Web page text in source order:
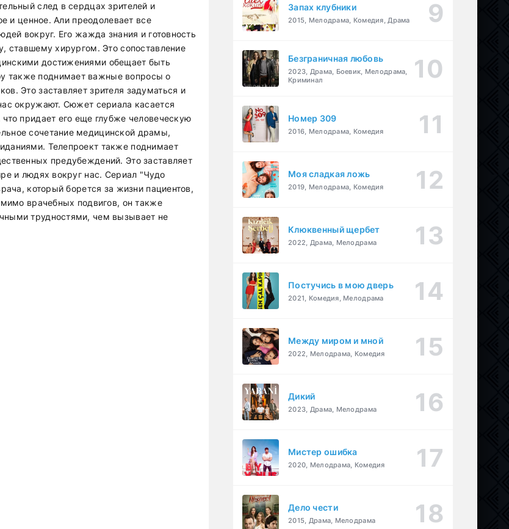
след в сердцах зрителей и
и ценное. Али преодолевает все
вокруг. Его жажда знания и готовность
ставшему хирургом. Это сопоставление
достижениями обещает быть
также поднимает важные вопросы о
Это заставляет зрителя задуматься и
окружают. Сюжет сериала касается
придает его еще глубже человеческую
сочетание медицинской драмы,
Телепроект также поднимает
предубеждений. Это заставляет
и людях вокруг нас. Сериал "Чудо
который борется за жизни пациентов,
врачебных подвигов, он также
трудностями, чем вызывает не
Запах клубники
2015, Мелодрама, Комедия, Драма
Безграничная любовь
2023, Драма, Боевик, Мелодрама,
Криминал
Номер 309
2016, Мелодрама, Комедия
Моя сладкая ложь
2019, Мелодрама, Комедия
Клюквенный щербет
2022, Драма, Мелодрама
Постучись в мою дверь
2021, Комедия, Мелодрама
Между миром и мной
2022, Мелодрама, Комедия
Дикий
2023, Драма, Мелодрама
Мистер ошибка
2020, Мелодрама, Комедия
Дело чести
2015, Драма, Мелодрама